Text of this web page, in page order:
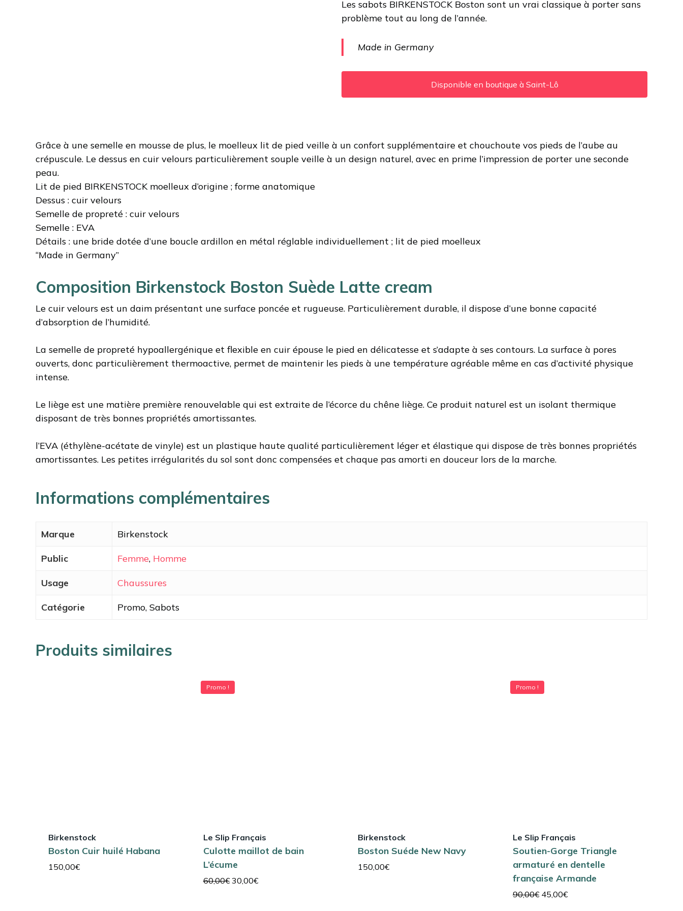
initial
était :
actuel
Les sabots BIRKENSTOCK Boston sont un vrai classique à porter sans
problème tout au long de l’année.
Made in Germany
Disponible en boutique à Saint-Lô
Grâce à une semelle en mousse de plus, le moelleux lit de pied veille à un confort supplémentaire et chouchoute vos pieds de l’aube au
crépuscule. Le dessus en cuir velours particulièrement souple veille à un design naturel, avec en prime l’impression de porter une seconde
peau.
Lit de pied BIRKENSTOCK moelleux d’origine ; forme anatomique
Dessus : cuir velours
Semelle de propreté : cuir velours
Semelle : EVA
Détails : une bride dotée d’une boucle ardillon en métal réglable individuellement ; lit de pied moelleux
“Made in Germany”
Composition Birkenstock Boston Suède Latte cream
Le cuir velours est un daim présentant une surface poncée et rugueuse. Particulièrement durable, il dispose d’une bonne capacité
d’absorption de l’humidité.
La semelle de propreté hypoallergénique et flexible en cuir épouse le pied en délicatesse et s’adapte à ses contours. La surface à pores
ouverts, donc particulièrement thermoactive, permet de maintenir les pieds à une température agréable même en cas d’activité physique
intense.
Le liège est une matière première renouvelable qui est extraite de l’écorce du chêne liège. Ce produit naturel est un isolant thermique
disposant de très bonnes propriétés amortissantes.
l’EVA (éthylène-acétate de vinyle) est un plastique haute qualité particulièrement léger et élastique qui dispose de très bonnes propriétés
amortissantes. Les petites irrégularités du sol sont donc compensées et chaque pas amorti en douceur lors de la marche.
Informations complémentaires
Marque Birkenstock
Public Femme, Homme
Usage Chaussures
Catégorie Promo, Sabots
Produits similaires
Birkenstock
Boston Cuir huilé Habana
150,00€
Promo !
Le Slip Français
Culotte maillot de bain
L’écume
60,00€ Le
30,00€Le
Birkenstock
Boston Suéde New Navy
150,00€
Promo !
Le Slip Français
Soutien-Gorge Triangle
armaturé en dentelle
française Armande
90,00€ Le
45,00€Le